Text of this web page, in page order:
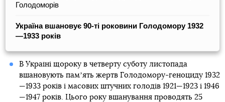
Голодоморів
Україна вшановує 90-ті роковини Голодомору 1932
—1933 років
В Україні щороку в четверту суботу листопада
вшановують памʼять жертв Голодомору-геноциду 1932
—1933 років і масових штучних голодів 1921—1923 і 1946
—1947 років. Цього року вшанування проводять 25